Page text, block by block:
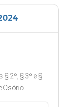
§ 2º, § 3º e §
Osório.